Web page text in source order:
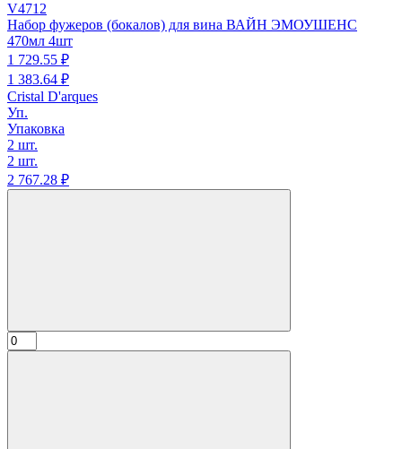
V4712
Набор фужеров (бокалов) для вина ВАЙН ЭМОУШЕНС
470мл 4шт
1 729.55 ₽
1 383.64 ₽
Cristal D'arques
Уп.
Упаковка
2 шт.
2 шт.
2 767.28 ₽